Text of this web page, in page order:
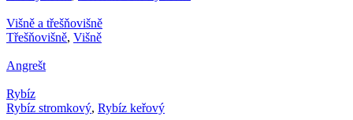
Višně a třešňovišně
Třešňovišně, Višně
Angrešt
Rybíz
Rybíz stromkový, Rybíz keřový